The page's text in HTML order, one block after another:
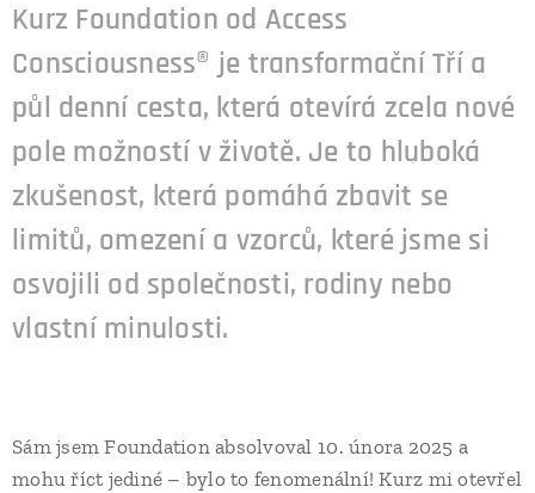
Kurz Foundation od Access
Consciousness® je transformační Tří a
půl denní cesta, která otevírá zcela nové
pole možností v životě. Je to hluboká
zkušenost, která pomáhá zbavit se
limitů, omezení a vzorců, které jsme si
osvojili od společnosti, rodiny nebo
vlastní minulosti.
Sám jsem Foundation absolvoval 10. února 2025 a
mohu říct jediné – bylo to fenomenální! Kurz mi otevřel